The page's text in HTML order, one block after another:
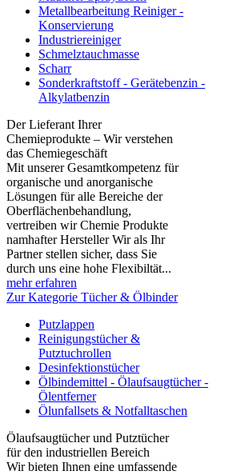
Metallbearbeitung Reiniger -
Konservierung
Industriereiniger
Schmelztauchmasse
Scharr
Sonderkraftstoff - Gerätebenzin -
Alkylatbenzin
Der Lieferant Ihrer
Chemieprodukte – Wir verstehen
das Chemiegeschäft
Mit unserer Gesamtkompetenz für
organische und anorganische
Lösungen für alle Bereiche der
Oberflächenbehandlung,
vertreiben wir Chemie Produkte
namhafter Hersteller Wir als Ihr
Partner stellen sicher, dass Sie
durch uns eine hohe Flexibiltät...
mehr erfahren
Zur Kategorie Tücher & Ölbinder
Putzlappen
Reinigungstücher &
Putztuchrollen
Desinfektionstücher
Ölbindemittel - Ölaufsaugtücher -
Ölentferner
Ölunfallsets & Notfalltaschen
Ölaufsaugtücher und Putztücher
für den industriellen Bereich
Wir bieten Ihnen eine umfassende